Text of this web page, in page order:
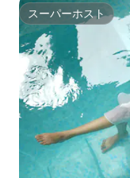
スーパーホスト
スーパーホスト